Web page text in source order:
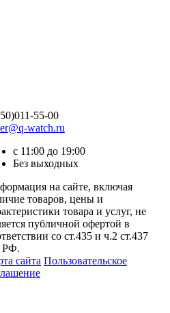
55-00
watch.ru
с 11:00 до 19:00
Без выходных
на сайте, включая
товаров, цены и
товара и услуг, не
публичной офертой в
со ст.435 и ч.2 ст.437
РФ.
сайта Пользовательское